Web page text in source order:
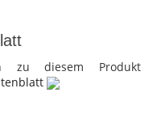
zu diesem Produkt